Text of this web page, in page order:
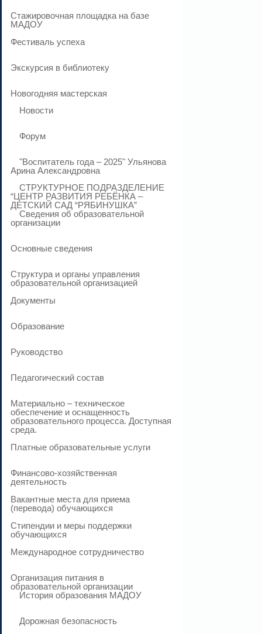
Стажировочная площадка на базе
МАДОУ
Фестиваль успеха
Экскурсия в библиотеку
Новогодняя мастерская
Новости
Форум
"Воспитатель года – 2025" Ульянова
Арина Александровна
СТРУКТУРНОЕ ПОДРАЗДЕЛЕНИЕ
“ЦЕНТР РАЗВИТИЯ РЕБЁНКА –
ДЕТСКИЙ САД “РЯБИНУШКА”
Сведения об образовательной
организации
Основные сведения
Структура и органы управления
образовательной организацией
Документы
Образование
Руководство
Педагогический состав
Материально – техническое
обеспечение и оснащенность
образовательного процесса. Доступная
среда.
Платные образовательные услуги
Финансово-хозяйственная
деятельность
Вакантные места для приема
(перевода) обучающихся
Стипендии и меры поддержки
обучающихся
Международное сотрудничество
Организация питания в
образовательной организации
История образования МАДОУ
Дорожная безопасность